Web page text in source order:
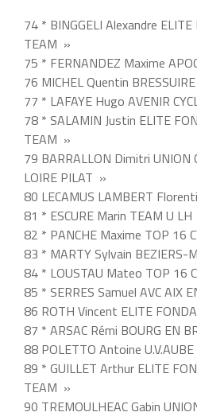
74 * BINGGELI Alexandre ELITE
TEAM »
75 * FERNANDEZ Maxime
76 MICHEL Quentin
77 * LAFAYE Hugo AVENIR
78 * SALAMIN Justin ELITE
TEAM »
79 BARRALLON Dimitri UNION
LOIRE PILAT »
80 LECAMUS LAMBERT
81 * ESCURE Marin TEAM U
82 * PANCHE Maxime TOP 16
83 * MARTY Sylvain BEZIERS-
84 * LOUSTAU Mateo TOP 16
85 * SERRES Samuel AVC AIX
86 ROTH Vincent ELITE
87 * ARSAC Rémi BOURG EN
88 POLETTO Antoine
89 * GUILLET Arthur ELITE
TEAM »
90 TREMOULHEAC Gabin